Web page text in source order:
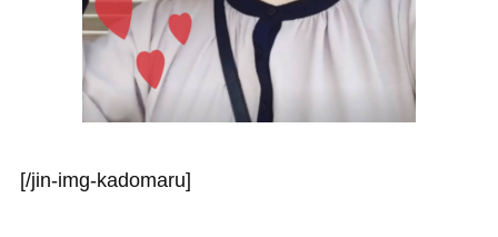
[/jin-img-kadomaru]